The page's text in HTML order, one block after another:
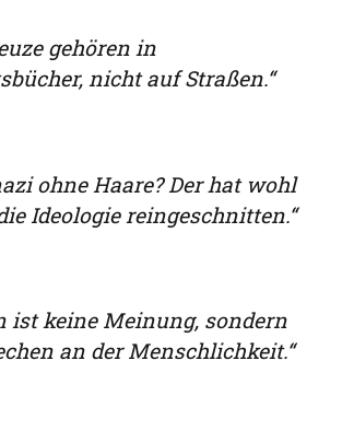
gehören in
nicht auf Straßen.“
ohne Haare? Der hat wohl
Ideologie reingeschnitten.“
ist keine Meinung, sondern
an der Menschlichkeit.“